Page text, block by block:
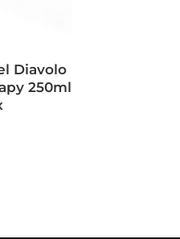
Diavolo
250ml